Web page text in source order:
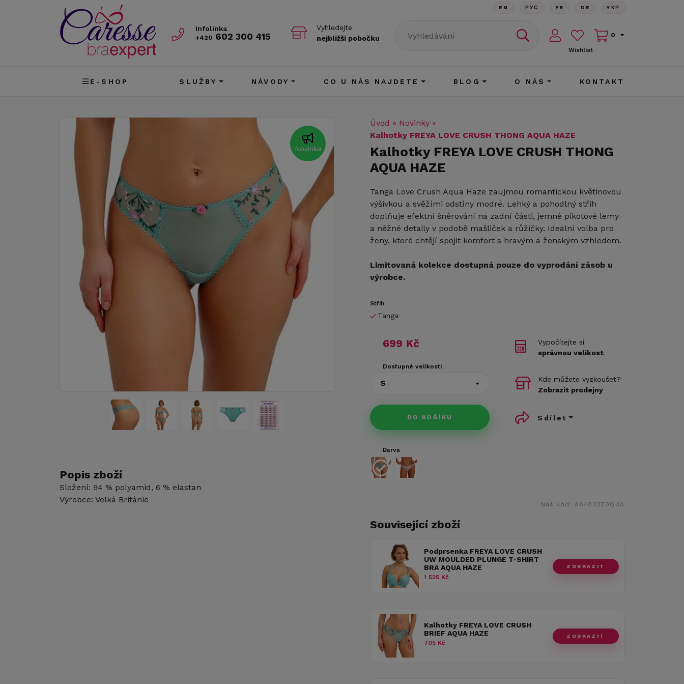
Infolinka
+420 602 300 415
Vyhledejte
nejbližší pobočku
EN РУС FR DE YКР
Wishlist
0
E-SHOP SLUŽBY NÁVODY CO U NÁS NAJDETE BLOG O NÁS KONTAKT
Novinka
Popis zboží
Složení: 94 % polyamid, 6 % elastan
Výrobce: Velká Británie
Úvod » Novinky »
Kalhotky FREYA LOVE CRUSH THONG AQUA HAZE
Kalhotky FREYA LOVE CRUSH THONG
AQUA HAZE
Tanga Love Crush Aqua Haze zaujmou romantickou květinovou
výšivkou a svěžími odstíny modré. Lehký a pohodlný střih
doplňuje efektní šněrování na zadní části, jemné pikotové lemy
a něžné detaily v podobě mašliček a růžičky. Ideální volba pro
ženy, které chtějí spojit komfort s hravým a ženským vzhledem.
Limitovaná kolekce dostupná pouze do vyprodání zásob u
výrobce.
Střih
Tanga
699 Kč
Dostupné velikosti
S
DO KOŠÍKU
Vypočítejte si
správnou velikost
Kde můžete vyzkoušet?
Zobrazit prodejny
Sdílet
Barva
Náš kód: AA403270QUA
Související zboží
Podprsenka FREYA LOVE CRUSH
UW MOULDED PLUNGE T-SHIRT
BRA AQUA HAZE
1 525 Kč
ZOBRAZIT
Kalhotky FREYA LOVE CRUSH
BRIEF AQUA HAZE
705 Kč
ZOBRAZIT